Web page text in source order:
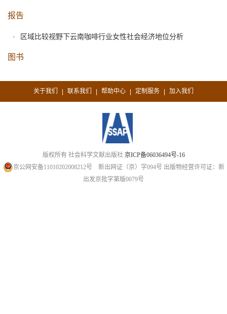
报告
区域比较视野下云南咖啡行业女性社会经济地位分析
图书
关于我们 | 联系我们 | 帮助中心 | 定制服务 | 加入我们
版权所有 社会科学文献出版社 京ICP备06036494号-16
京公网安备11010202008212号 新出网证（京）字094号 出版物经营许可证：新
出发京批字第版0079号